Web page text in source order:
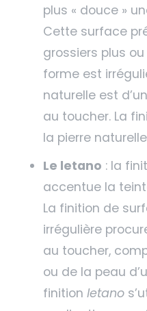
plus « douce »
Cette surface
grossiers plus
forme est
naturelle est
au toucher. La
la pierre
Le letano : la
accentue la
La finition de
irrégulière
au toucher,
ou de la peau
finition letano